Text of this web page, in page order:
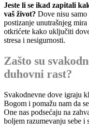
Jeste li se ikad zapitali
vaš život? Dove nisu samo
postizanje unutrašnjeg
otkrićete kako uključiti
stresa i nesigurnosti.
Zašto su
duhovni rast?
Svakodnevne dove igraju
Bogom i pomažu nam da
One nas podsećaju na
boljem razumevanju sebe i